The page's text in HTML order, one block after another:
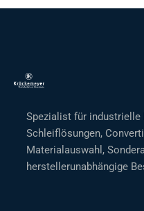
Spezialist für industrielle
Schleiflösungen,
Materialauswahl,
herstellerunabhängige